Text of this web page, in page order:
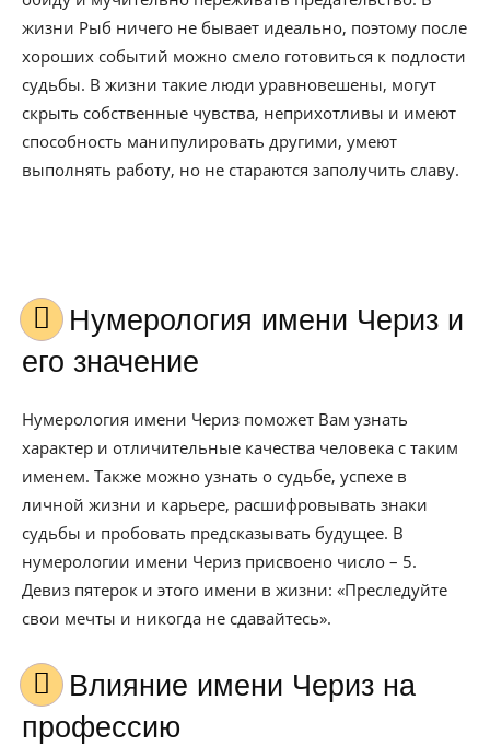
жизни Рыб ничего не бывает идеально, поэтому после
хороших событий можно смело готовиться к подлости
судьбы. В жизни такие люди уравновешены, могут
скрыть собственные чувства, неприхотливы и имеют
способность манипулировать другими, умеют
выполнять работу, но не стараются заполучить славу.
Нумерология имени Чериз и
его значение
Нумерология имени Чериз поможет Вам узнать
характер и отличительные качества человека с таким
именем. Также можно узнать о судьбе, успехе в
личной жизни и карьере, расшифровывать знаки
судьбы и пробовать предсказывать будущее. В
нумерологии имени Чериз присвоено число – 5.
Девиз пятерок и этого имени в жизни: «Преследуйте
свои мечты и никогда не сдавайтесь».
Влияние имени Чериз на
профессию